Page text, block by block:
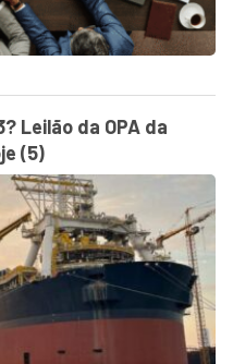
Leilão da OPA da
(5)